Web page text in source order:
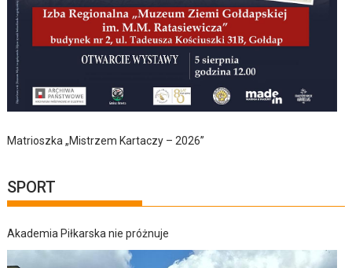
Matrioszka „Mistrzem Kartaczy – 2026”
SPORT
Akademia Piłkarska nie próżnuje